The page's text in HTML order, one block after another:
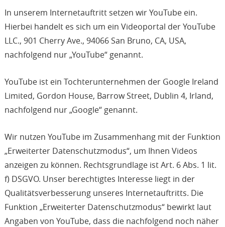
In unserem Internetauftritt setzen wir YouTube ein.
Hierbei handelt es sich um ein Videoportal der YouTube
LLC., 901 Cherry Ave., 94066 San Bruno, CA, USA,
nachfolgend nur „YouTube“ genannt.
YouTube ist ein Tochterunternehmen der Google Ireland
Limited, Gordon House, Barrow Street, Dublin 4, Irland,
nachfolgend nur „Google“ genannt.
Wir nutzen YouTube im Zusammenhang mit der Funktion
„Erweiterter Datenschutzmodus“, um Ihnen Videos
anzeigen zu können. Rechtsgrundlage ist Art. 6 Abs. 1 lit.
f) DSGVO. Unser berechtigtes Interesse liegt in der
Qualitätsverbesserung unseres Internetauftritts. Die
Funktion „Erweiterter Datenschutzmodus“ bewirkt laut
Angaben von YouTube, dass die nachfolgend noch näher